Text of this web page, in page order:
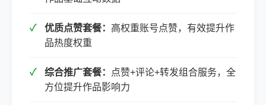
优质点赞套餐： 高权重账号点赞，有效提升作
品热度权重
综合推广套餐：
点赞+评论+转发组合服务，全
方位提升作品影响力